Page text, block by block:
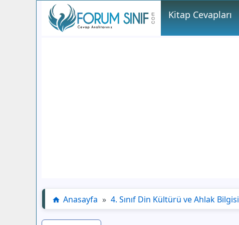
Kitap Cevapları
Anasayfa » 4. Sınıf Din Kültürü ve Ahlak Bilgisi